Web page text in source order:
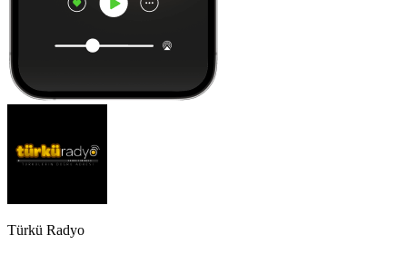
Türkü Radyo